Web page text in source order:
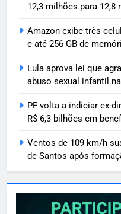
12,3 milhões para
Amazon exibe três
e até 256 GB de
Lula aprova lei que
abuso sexual infantil
PF volta a indiciar ex-
R$ 6,3 bilhões em
Ventos de 109 km/h
de Santos após